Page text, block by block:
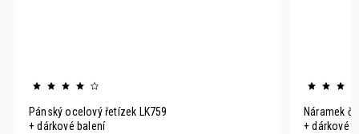
Pánský ocelový řetízek LK759
+ dárkové balení
+ dárkové